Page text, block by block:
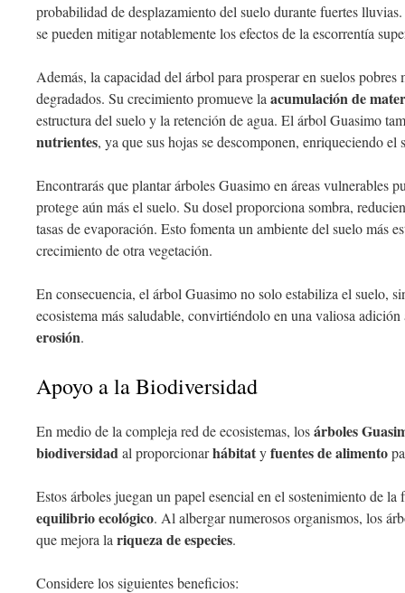
probabilidad de desplazamiento del suelo durante fuertes
se pueden mitigar notablemente los efectos de la escorrentía
Además, la capacidad del árbol para prosperar en suelos pobres
degradados. Su crecimiento promueve la acumulación de
estructura del suelo y la retención de agua. El árbol Guasimo
nutrientes, ya que sus hojas se descomponen, enriqueciendo el
Encontrarás que plantar árboles Guasimo en áreas vulnerables
protege aún más el suelo. Su dosel proporciona sombra,
tasas de evaporación. Esto fomenta un ambiente del suelo más
crecimiento de otra vegetación.
En consecuencia, el árbol Guasimo no solo estabiliza el suelo,
ecosistema más saludable, convirtiéndolo en una valiosa
erosión.
Apoyo a la Biodiversidad
En medio de la compleja red de ecosistemas, losárboles
biodiversidadal proporcionarhábitatyfuentes de alimento
Estos árboles juegan un papel esencial en el sostenimiento de
equilibrio ecológico. Al albergar numerosos organismos, los
que mejora la riqueza de especies.
Considere los siguientes beneficios: